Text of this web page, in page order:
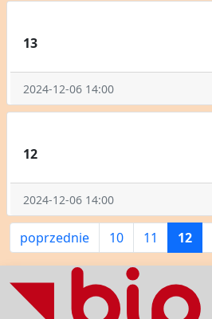
13
2024-12-06 14:00
12
2024-12-06 14:00
poprzednie 10 11 12